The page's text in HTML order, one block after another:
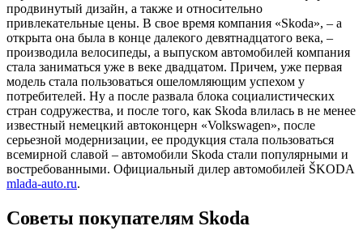
продвинутый дизайн, а также и относительно
привлекательные цены. В свое время компания «Skoda», – а
открыта она была в конце далекого девятнадцатого века, –
производила велосипеды, а выпуском автомобилей компания
стала заниматься уже в веке двадцатом. Причем, уже первая
модель стала пользоваться ошеломляющим успехом у
потребителей. Ну а после развала блока социалистических
стран содружества, и после того, как Skoda влилась в не менее
известный немецкий автоконцерн «Volkswagen», после
серьезной модернизации, ее продукция стала пользоваться
всемирной славой – автомобили Skoda стали популярными и
востребованными. Официальный дилер автомобилей ŠKODA
mlada-auto.ru.
Советы покупателям Skoda